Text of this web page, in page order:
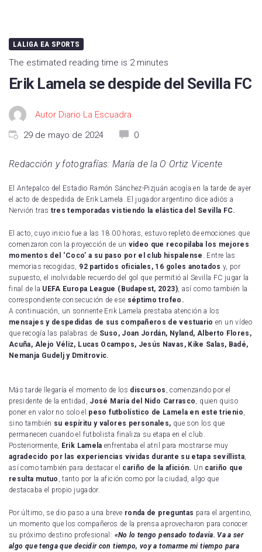
LALIGA EA SPORTS
The estimated reading time is 2 minutes
Erik Lamela se despide del Sevilla FC
Autor Diario La Escuadra
29 de mayo de 2024
0
Redacción y fotografías: María de la O Ortiz Vicente
El Antepalco del Estadio Ramón Sánchez-Pizjuán acogía en la tarde de ayer
el acto de despedida de Erik Lamela. El jugador argentino dice adiós a
Nervión tras tres temporadas vistiendo la elástica del Sevilla FC.
El acto, cuyo inicio fue a las 18.00 horas, estuvo repleto de emociones que
comenzaron con la proyección de un video que recopilaba los mejores
momentos del ‘Coco’ a su paso por el club hispalense
. Entre las
memorias recogidas, 92 partidos oficiales, 16 goles anotados y, por
supuesto, el inolvidable recuerdo del gol que permitió al Sevilla FC jugar la
final de la UEFA Europa League (Budapest, 2023), así como también la
correspondiente consecución de ese séptimo trofeo.
A continuación, un sonriente Erik Lamela prestaba atención a los
mensajes y despedidas de sus compañeros de vestuario en un vídeo
que recogía las palabras de Suso, Joan Jordán, Nyland, Alberto Flores,
Acuña, Alejo Véliz, Lucas Ocampos, Jesús Navas, Kike Salas, Badé,
Nemanja Gudelj y Dmitrovic.
Más tarde llegaría el momento de los discursos , comenzando por el
presidente de la entidad, José María del Nido Carrasco
, quien quiso
poner en valor no solo el peso futbolístico de Lamela en este trienio
sino también su espíritu y valores personales, que son los que
permanecen cuando el futbolista finaliza su etapa en el club.
Posteriormente, Erik Lamela enfrentaba el atril para mostrarse muy
agradecido por las experiencias vividas durante su etapa sevillista
así como también para destacar el cariño de la afición. Un cariño que
resulta mutuo , tanto por la afición como por la ciudad, algo que
destacaba el propio jugador.
Por último, se dio paso a una breve ronda de preguntas para el argentino,
un momento que los compañeros de la prensa aprovecharon para conocer
su próximo destino profesional: «No lo tengo pensado todavía. Va a ser
algo que tenga que decidir con tiempo, voy a tomarme mi tiempo para